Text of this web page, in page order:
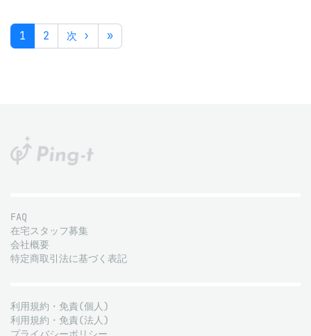
1 2 次 › »
FAQ
在宅スタッフ募集
会社概要
特定商取引法に基づく表記
利用規約・免責(個人)
利用規約・免責(法人)